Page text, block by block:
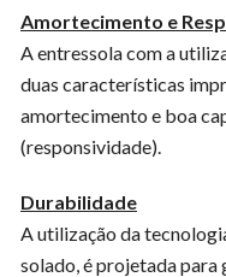
Amortecimento e
A entressola com a
duas características
amortecimento e boa
(responsividade).
Durabilidade
A utilização da
solado, é projetada